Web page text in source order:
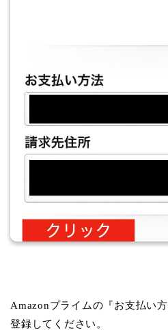
Amazonプライムの『お支払い
登録してください。